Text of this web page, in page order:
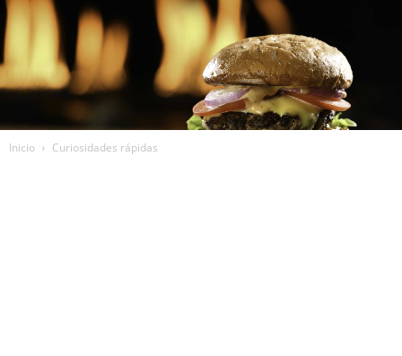
Inicio Curiosidades rápidas